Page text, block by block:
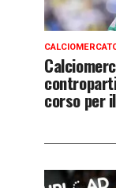
corso per